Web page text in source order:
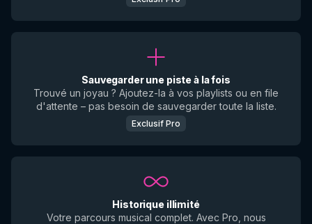
Sauvegarder une piste à la fois
Trouvé un joyau ? Ajoutez-la à vos playlists ou en file
d'attente – pas besoin de sauvegarder toute la liste.
Exclusif Pro
Historique illimité
Votre parcours musical complet. Avec Pro, nous